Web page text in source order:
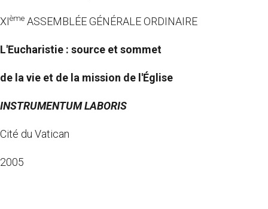
XIème ASSEMBLÉE GÉNÉRALE ORDINAIRE
L'Eucharistie : source et sommet
de la vie et de la mission de l'Église
INSTRUMENTUM LABORIS
Cité du Vatican
2005